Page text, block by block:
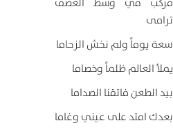
مركب في وسط العصف
ترامى
سعة يوماً ولم نخش الزحاما
يملأ العالم ظلماً وخصاما
بيد الطعن فاتقنا الصداما
بعدك امتد على عيني وغاما